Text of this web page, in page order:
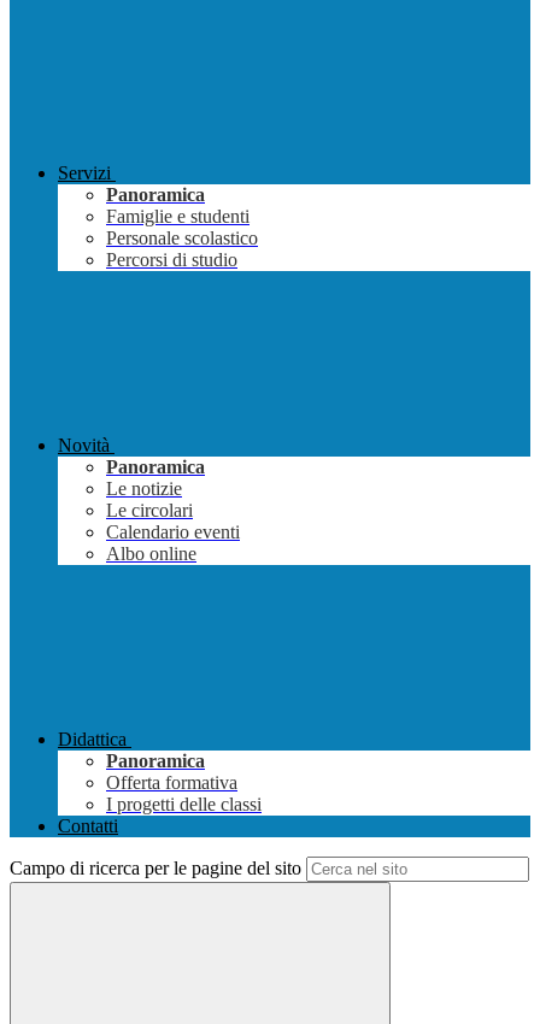
Servizi
Panoramica
Famiglie e studenti
Personale scolastico
Percorsi di studio
Novità
Panoramica
Le notizie
Le circolari
Calendario eventi
Albo online
Didattica
Panoramica
Offerta formativa
I progetti delle classi
Contatti
Campo di ricerca per le pagine del sito